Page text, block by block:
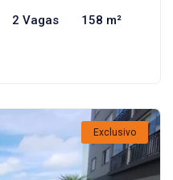
2 Vagas 158 m²
Exclusivo